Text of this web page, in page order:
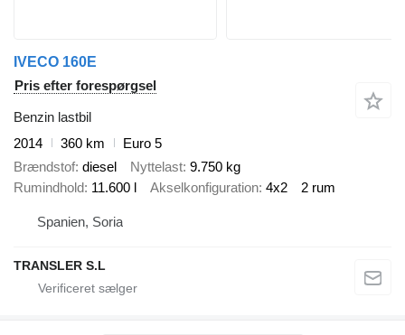
IVECO 160E
Pris efter forespørgsel
Benzin lastbil
2014
360 km
Euro 5
Brændstof diesel Nyttelast 9.750 kg
Rumindhold 11.600 l Akselkonfiguration 4x2 2 rum
Spanien, Soria
TRANSLER S.L